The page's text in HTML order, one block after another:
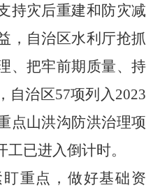
持灾后重建和防灾减
，自治区水利厅抢抓
、把牢前期质量、持
，自治区57项列入2023
点山洪沟防洪治理项
已进入倒计时。
重点，做好基础资